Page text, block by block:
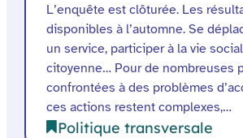
L’enquête est clôturée. Les
disponibles à l’automne. Se
un service, participer à la vie
citoyenne… Pour de nombreuses
confrontées à des problèmes
ces actions restent complexes,…
Politique transversale